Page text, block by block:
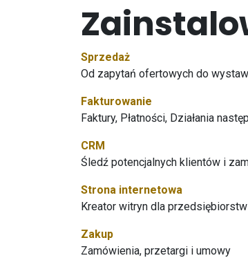
Sprzedaż
Od zapytań ofertowych do
Fakturowanie
Faktury, Płatności, Działania
CRM
Śledź potencjalnych klientów i
Strona internetowa
Kreator witryn dla przedsiębiorstw
Zakup
Zamówienia, przetargi i umowy